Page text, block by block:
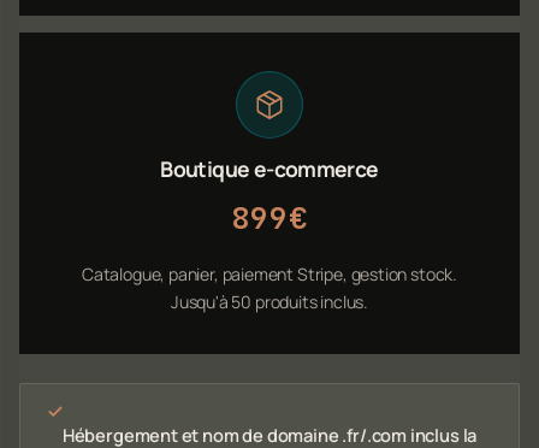
Boutique e-commerce
899€
Catalogue, panier, paiement Stripe, gestion stock.
Jusqu'à 50 produits inclus.
Hébergement et nom de domaine .fr/.com inclus la